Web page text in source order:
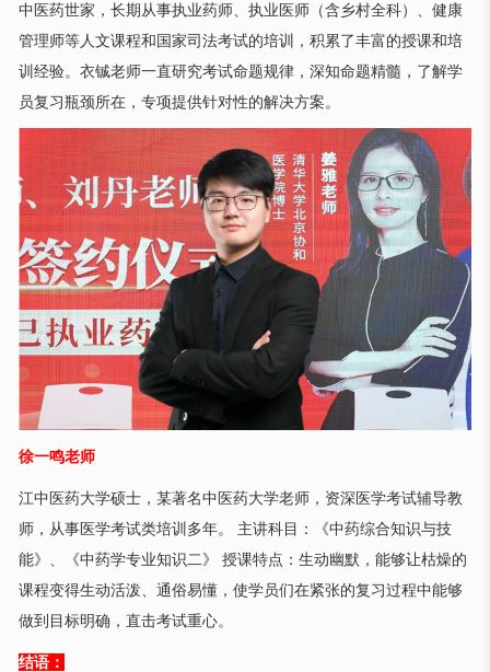
中医药世家，长期从事执业药师、执业医师（含乡村全科）、健康
管理师等人文课程和国家司法考试的培训，积累了丰富的授课和培
训经验。衣铖老师一直研究考试命题规律，深知命题精髓，了解学
员复习瓶颈所在，专项提供针对性的解决方案。
徐一鸣老师
江中医药大学硕士，某著名中医药大学老师，资深医学考试辅导教
师，从事医学考试类培训多年。 主讲科目：《中药综合知识与技
能》、《中药学专业知识二》 授课特点：生动幽默，能够让枯燥的
课程变得生动活泼、通俗易懂，使学员们在紧张的复习过程中能够
做到目标明确，直击考试重心。
结语：